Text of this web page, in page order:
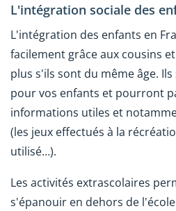
L'intégration sociale des
L'intégration des enfants en
facilement grâce aux cousins
plus s'ils sont du même âge.
pour vos enfants et pourront
informations utiles et
(les jeux effectués à la
utilisé…).
Les activités extrascolaires
s'épanouir en dehors de